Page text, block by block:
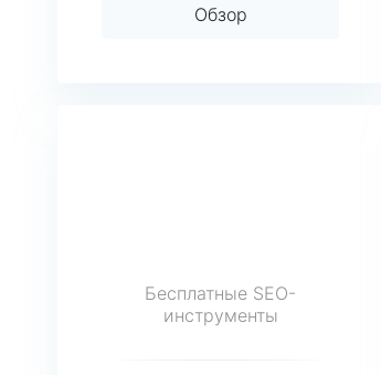
Обзор
Бесплатные SEO-
инструменты